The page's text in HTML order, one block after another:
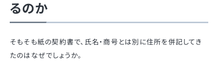
るのか
そもそも紙の契約書で、氏名・商号とは別に住所を併記してき
たのはなぜでしょうか。